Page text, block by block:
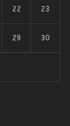
22 23
29 30